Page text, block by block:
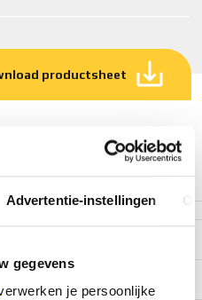
Advertentie-instellingen
gegevens
je persoonlijke
productsheet